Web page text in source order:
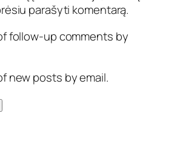
parašyti komentarą.
follow-up comments by
new posts by email.